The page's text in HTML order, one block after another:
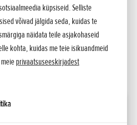
küpsiseid. Selliste
võivad jälgida seda, kuidas te
näidata teile asjakohaseid
kohta, kuidas me teie isikuandmeid
privaatsuseeskirjadest
opens in a new tab
AEGA